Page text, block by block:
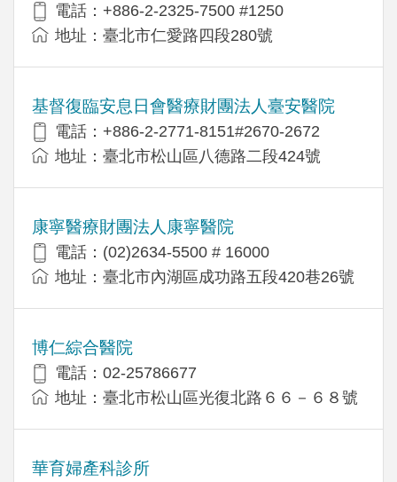
電話：+886-2-2325-7500 #1250
地址：臺北市仁愛路四段280號
基督復臨安息日會醫療財團法人臺安醫院
電話：+886-2-2771-8151#2670-2672
地址：臺北市松山區八德路二段424號
康寧醫療財團法人康寧醫院
電話：(02)2634-5500 # 16000
地址：臺北市內湖區成功路五段420巷26號
博仁綜合醫院
電話：02-25786677
地址：臺北市松山區光復北路６６－６８號
華育婦產科診所